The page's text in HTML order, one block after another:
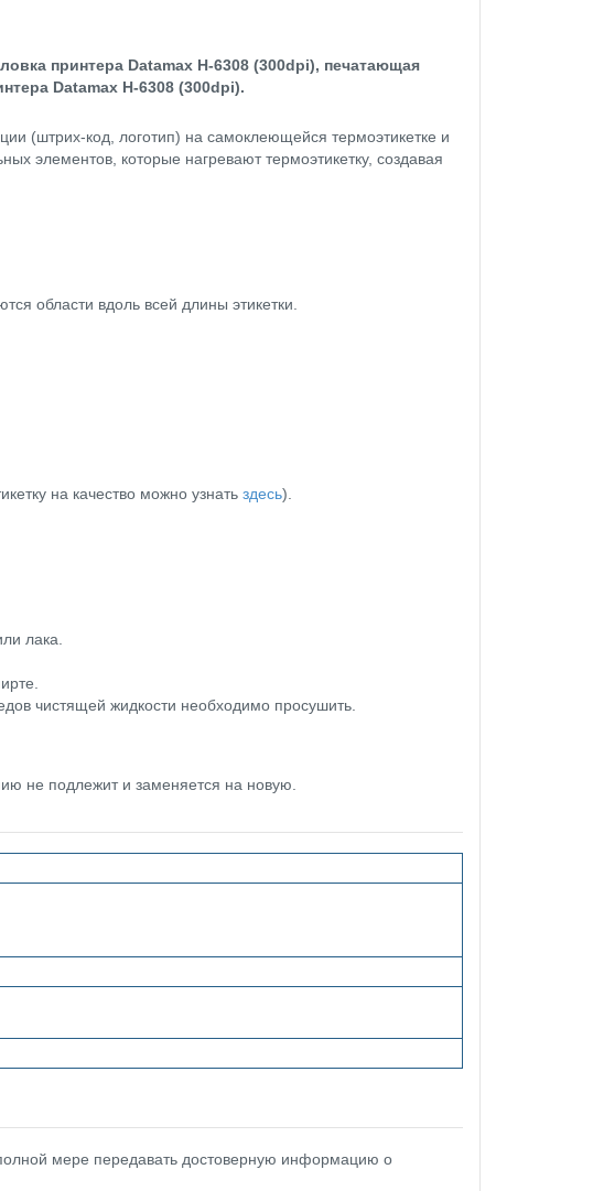
принтера Datamax H-6308 (300dpi), печатающая
Datamax H-6308 (300dpi).
(штрих-код, логотип) на самоклеющейся термоэтикетке и
элементов, которые нагревают термоэтикетку, создавая
области вдоль всей длины этикетки.
на качество можно узнать здесь).
лака.
чистящей жидкости необходимо просушить.
не подлежит и заменяется на новую.
мере передавать достоверную информацию о